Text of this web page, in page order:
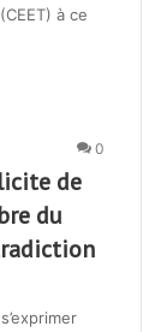
à ce
0
de
du